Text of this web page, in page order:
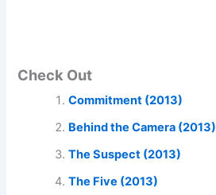
Check Out
Commitment (2013)
Behind the Camera (2013)
The Suspect (2013)
The Five (2013)